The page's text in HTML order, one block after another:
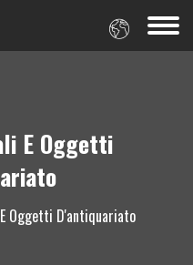
E Oggetti
Oggetti D'antiquariato